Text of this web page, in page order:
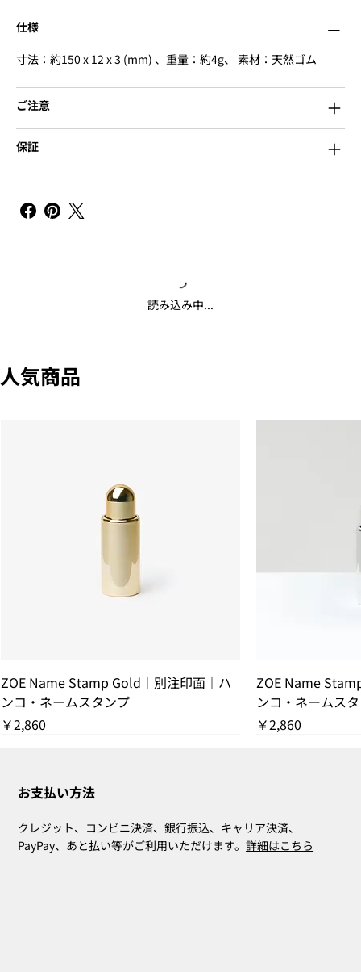
仕様
寸法：約150 x 12 x 3 (mm) 、重量：約4g、 素材：天然ゴム
ご注意
保証
読み込み中...
人気商品
ZOE Name Stamp Gold｜別注印面｜ハ
ンコ・ネームスタンプ
価格
￥2,860
ZOE Name
ンコ・ネームス
価格
￥2,860
お支払い方法
クレジット、コンビニ決済、銀行振込、キャリア決済、
PayPay、あと払い等がご利用いただけます。詳細はこちら